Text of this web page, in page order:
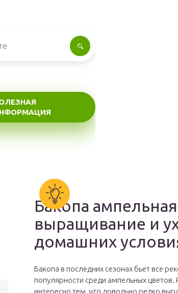
Бакопа
выращивание и
домашних
Бакопа в последних сезонах бьет все
популярности среди ампельных цветов.
интересно тем, что довольно редко